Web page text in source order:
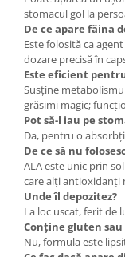
stomacul gol la
De ce apare făina
Este folosită ca
dozare precisă în
Este eficient
Susține
grăsimi magic;
Pot să-l iau pe
Da, pentru o
De ce să nu
ALA este unic prin
care alți antioxidanți
Unde îl depozitez?
La loc uscat, ferit de
Conține gluten sau
Nu, formula este